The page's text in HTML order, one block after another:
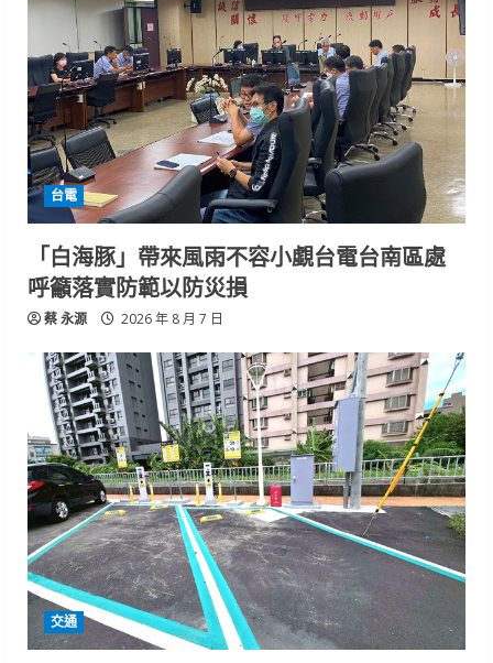
台電
「白海豚」帶來風雨不容小覷台電台南區處
呼籲落實防範以防災損
蔡 永源 2026 年 8 月 7 日
交通